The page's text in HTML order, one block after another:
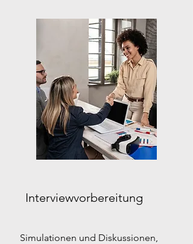
Interviewvorbereitung
Simulationen und Diskussionen,